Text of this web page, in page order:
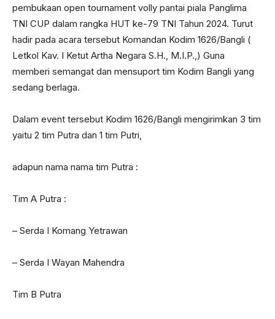
pembukaan open tournament volly pantai piala Panglima
TNI CUP dalam rangka HUT ke-79 TNI Tahun 2024. Turut
hadir pada acara tersebut Komandan Kodim 1626/Bangli (
Letkol Kav. I Ketut Artha Negara S.H., M.I.P.,) Guna
memberi semangat dan mensuport tim Kodim Bangli yang
sedang berlaga.
Dalam event tersebut Kodim 1626/Bangli mengirimkan 3 tim
yaitu 2 tim Putra dan 1 tim Putri,
adapun nama nama tim Putra :
Tim A Putra :
– Serda I Komang Yetrawan
– Serda I Wayan Mahendra
Tim B Putra